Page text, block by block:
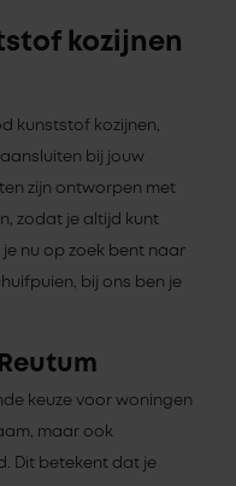
kozijnen
kunststof kozijnen,
bij jouw
zijn ontworpen met
zodat je altijd kunt
nu op zoek bent naar
bij ons ben je
keuze voor woningen
maar ook
Dit betekent dat je